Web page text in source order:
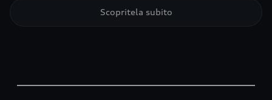
Scopritela subito